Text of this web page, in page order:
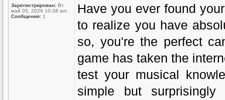
Зарегистрирован: Вт
май 05, 2026 10:38 am
Сообщения: 1
Have you ever found
to realize you have
so, you're the perfect
game has taken the
test your musical
simple but